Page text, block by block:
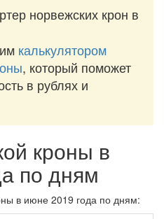
норвежских крон в
калькулятором
, который поможет
в рублях и
кроны в
по дням
в июне 2019 года по дням: